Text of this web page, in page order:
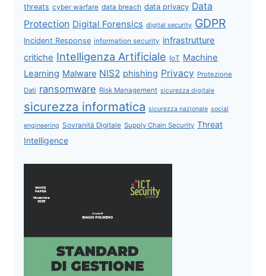
threats cyber warfare data breach data privacy Data
Protection Digital Forensics digital security GDPR
Incident Response information security infrastrutture
critiche Intelligenza Artificiale IoT Machine
Learning Malware NIS2 phishing Privacy Protezione
Dati ransomware Risk Management sicurezza digitale
sicurezza informatica sicurezza nazionale social
engineering Sovranità Digitale Supply Chain Security Threat
Intelligence